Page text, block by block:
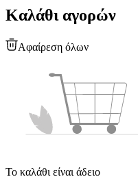
Καλάθι αγορών
Αφαίρεση όλων
Το καλάθι είναι άδειο